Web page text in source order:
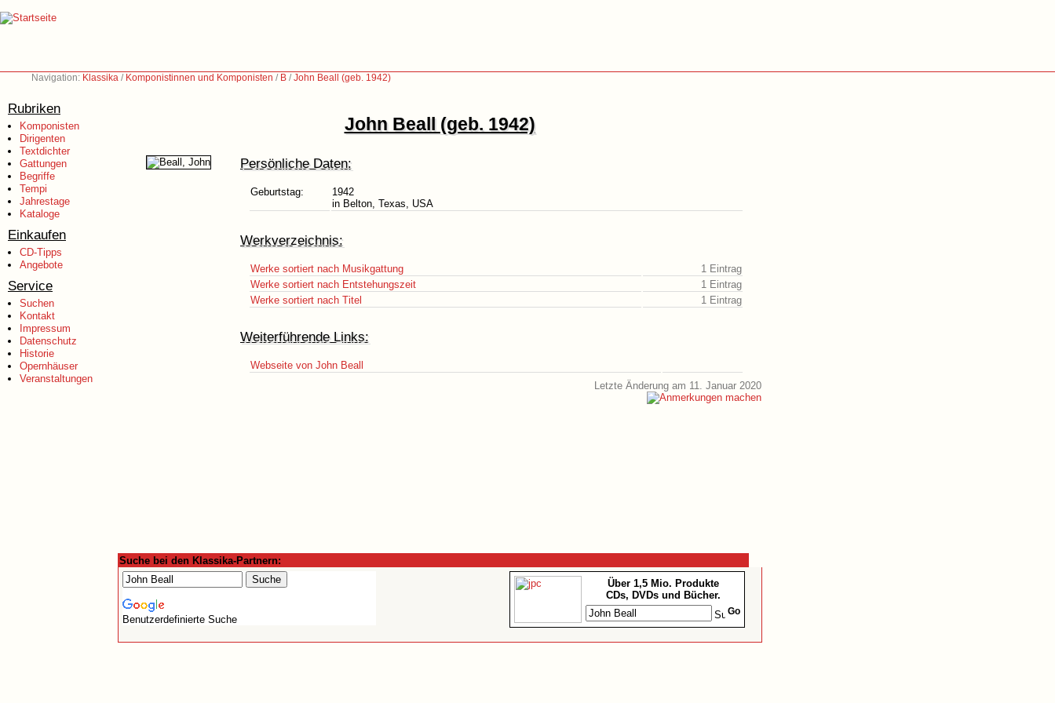
Navigation: Klassika / Komponistinnen und Komponisten / B /John Beall (geb. 1942)
Rubriken
Komponisten
Dirigenten
Textdichter
Gattungen
Begriffe
Tempi
Jahrestage
Kataloge
Einkaufen
CD-Tipps
Angebote
Service
Suchen
Kontakt
Impressum
Datenschutz
Historie
Opernhäuser
Veranstaltungen
John Beall (geb. 1942)
Persönliche Daten:
Geburtstag:
1942
in Belton, Texas, USA
Werkverzeichnis:
Werke sortiert nach Musikgattung
1 Eintrag
Werke sortiert nach Entstehungszeit
1 Eintrag
Werke sortiert nach Titel
1 Eintrag
Weiterführende Links:
Webseite von John Beall
Letzte Änderung am 11. Januar 2020
Suche bei den Klassika-Partnern:
Benutzerdefinierte Suche
Über 1,5 Mio. Produkte
CDs, DVDs und Bücher.
Go